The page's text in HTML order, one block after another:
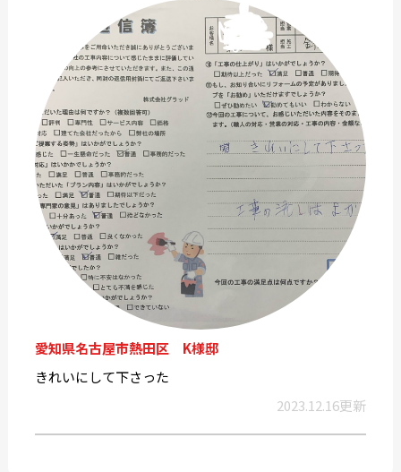
愛知県名古屋市熱田区 K様邸
きれいにして下さった
2023.12.16更新